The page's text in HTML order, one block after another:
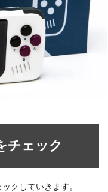
チェック
クしていきます。